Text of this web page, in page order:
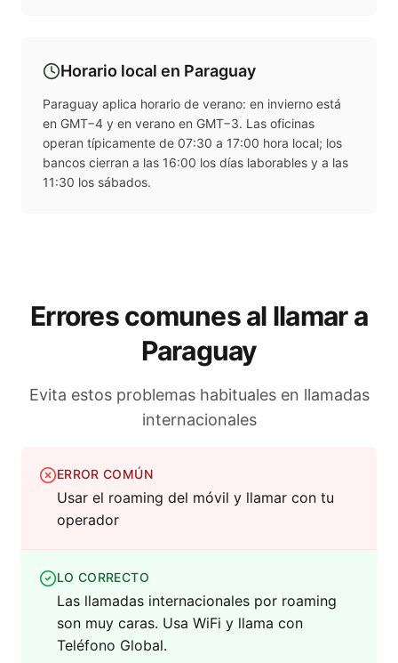
Horario local en Paraguay
Paraguay aplica horario de verano: en invierno está
en GMT−4 y en verano en GMT−3. Las oficinas
operan típicamente de 07:30 a 17:00 hora local; los
bancos cierran a las 16:00 los días laborables y a las
11:30 los sábados.
Errores comunes al llamar a
Paraguay
Evita estos problemas habituales en llamadas
internacionales
ERROR COMÚN
Usar el roaming del móvil y llamar con tu
operador
LO CORRECTO
Las llamadas internacionales por roaming
son muy caras. Usa WiFi y llama con
Teléfono Global.